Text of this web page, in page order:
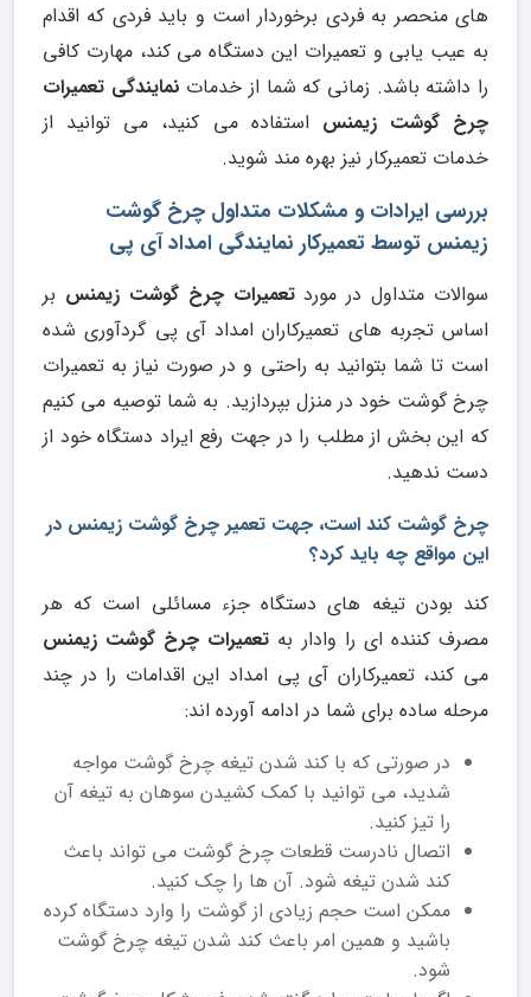
های منحصر به فردی برخوردار است و باید فردی که اقدام
به عیب یابی و تعمیرات این دستگاه می کند، مهارت کافی
را داشته باشد. زمانی که شما از خدمات نمایندگی تعمیرات
چرخ گوشت زیمنس استفاده می کنید، می توانید از
خدمات تعمیرکار نیز بهره مند شوید.
بررسی ایرادات و مشکلات متداول چرخ گوشت
زیمنس توسط تعمیرکار نمایندگی امداد آی پی
سوالات متداول در موردتعمیرات چرخ گوشت زیمنس بر
اساس تجربه های تعمیرکاران امداد آی پی گردآوری شده
است تا شما بتوانید به راحتی و در صورت نیاز به تعمیرات
چرخ گوشت خود در منزل بپردازید. به شما توصیه می کنیم
که این بخش از مطلب را در جهت رفع ایراد دستگاه خود از
دست ندهید.
چرخ گوشت کند است، جهت تعمیر چرخ گوشت زیمنس در
این مواقع چه باید کرد؟
کند بودن تیغه های دستگاه جزء مسائلی است که هر
مصرف کننده ای را وادار به تعمیرات چرخ گوشت زیمنس
می کند، تعمیرکاران آی پی امداد این اقدامات را در چند
مرحله ساده برای شما در ادامه آورده اند:
در صورتی که با کند شدن تیغه چرخ گوشت مواجه
شدید، می توانید با کمک کشیدن سوهان به تیغه آن
را تیز کنید.
اتصال نادرست قطعات چرخ گوشت می تواند باعث
کند شدن تیغه شود. آن ها را چک کنید.
ممکن است حجم زیادی از گوشت را وارد دستگاه کرده
باشید و همین امر باعث کند شدن تیغه چرخ گوشت
شود.